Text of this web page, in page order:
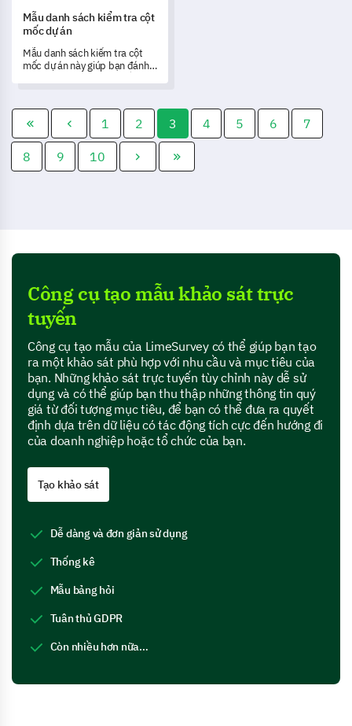
Mẫu danh sách kiểm tra cột
mốc dự án
Mẫu danh sách kiểm tra cột
mốc dự án này giúp bạn đánh
1 2 3 4 5 6 7
8 9 10
Công cụ tạo mẫu khảo sát trực
tuyến
Công cụ tạo mẫu của LimeSurvey có thể giúp bạn tạo
ra một khảo sát phù hợp với nhu cầu và mục tiêu của
bạn. Những khảo sát trực tuyến tùy chỉnh này dễ sử
dụng và có thể giúp bạn thu thập những thông tin quý
giá từ đối tượng mục tiêu, để bạn có thể đưa ra quyết
định dựa trên dữ liệu có tác động tích cực đến hướng đi
của doanh nghiệp hoặc tổ chức của bạn.
Tạo khảo sát
Dễ dàng và đơn giản sử dụng
Thống kê
Mẫu bảng hỏi
Tuân thủ GDPR
Còn nhiều hơn nữa…